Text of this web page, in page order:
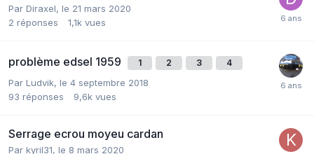
Par Diraxel, le 21 mars 2020
2 réponses 1,1k vues
problème edsel 1959 1 2 3 4
Par Ludvik, le 4 septembre 2018
93 réponses 9,6k vues
Serrage ecrou moyeu cardan
Par kyril31, le 8 mars 2020